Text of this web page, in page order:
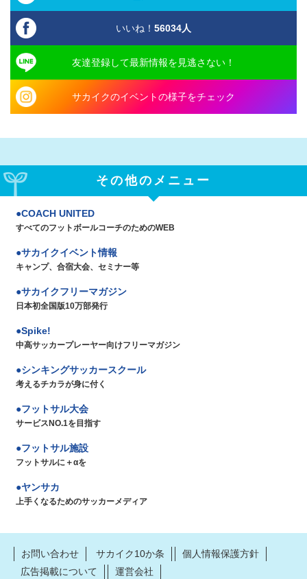
いいね！ 56034人
友達登録して最新情報を見逃さない！
サカイクのイベントの様子をチェック
その他のメニュー
COACH UNITED
すべてのフットボールコーチのためのWEB
サカイクイベント情報
キャンプ、合宿大会、セミナー等
サカイクフリーマガジン
日本初全国版10万部発行
Spike!
中高サッカープレーヤー向けフリーマガジン
シンキングサッカースクール
考えるチカラが身に付く
フットサル大会
サービスNO.1を目指す
フットサル施設
フットサルに＋αを
ヤンサカ
上手くなるためのサッカーメディア
お問い合わせ サカイク10か条
個人情報保護方針
広告掲載について
運営会社